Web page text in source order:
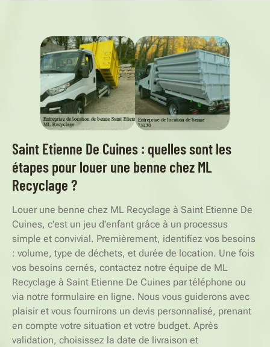
Saint Etienne De Cuines : quelles sont les
étapes pour louer une benne chez ML
Recyclage ?
Louer une benne chez ML Recyclage à Saint Etienne De
Cuines, c'est un jeu d'enfant grâce à un processus
simple et convivial. Premièrement, identifiez vos besoins
: volume, type de déchets, et durée de location. Une fois
vos besoins cernés, contactez notre équipe de ML
Recyclage à Saint Etienne De Cuines par téléphone ou
via notre formulaire en ligne. Nous vous guiderons avec
plaisir et vous fournirons un devis personnalisé, prenant
en compte votre situation et votre budget. Après
validation, choisissez la date de livraison et